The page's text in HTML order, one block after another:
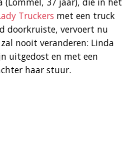
Truckers met een truck
doorkruiste, vervoert nu
nooit veranderen: Linda
uitgedost en met een
haar stuur.